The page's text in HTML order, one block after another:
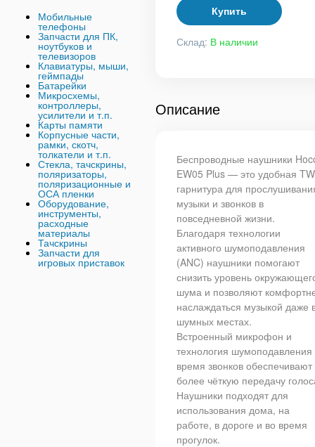
Мобильные
телефоны
Запчасти для ПК,
ноутбуков и
телевизоров
Клавиатуры, мыши,
геймпады
Батарейки
Микросхемы,
контроллеры,
усилители и т.п.
Карты памяти
Корпусные части,
рамки, скотч,
толкатели и т.п.
Стекла, тачскрины,
поляризаторы,
поляризационные и
ОСА пленки
Оборудование,
инструменты,
расходные
материалы
Тачскрины
Запчасти для
игровых приставок
Купить
Склад: В наличии
Описание
Беспроводные наушники
EW05 Plus — это удобная
гарнитура для
музыки и звонков в
повседневной жизни.
Благодаря технологии
активного шумоподавления
(ANC) наушники помогают
снизить уровень
шума и позволяют
наслаждаться музыкой даже
шумных местах.
Встроенный микрофон и
технология шумоподавления
время звонков обеспечивают
более чёткую передачу
Наушники подходят для
использования дома, на
работе, в дороге и во время
прогулок.